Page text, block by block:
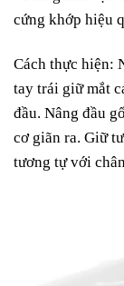
cứng khớp hiệu
Cách thực hiện:
tay trái giữ mắt
đầu. Nâng đầu
cơ giãn ra. Giữ
tương tự với